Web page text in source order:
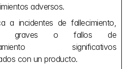
adversos.
a incidentes de fallecimiento,
graves o fallos de
significativos
con un producto.